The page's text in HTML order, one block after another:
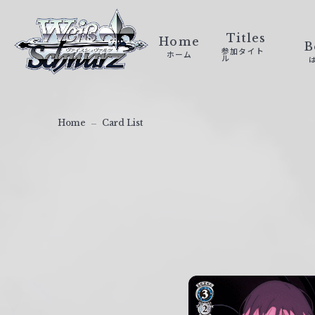
ァ
Home
ホーム
Titles
参加タイト
ル
Home Card List